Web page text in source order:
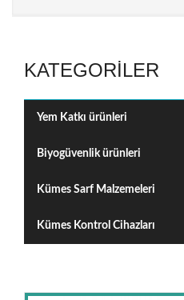
KATEGORILER
Yem Katkı ürünleri
Biyogüvenlik ürünleri
Kümes Sarf Malzemeleri
Kümes Kontrol Cihazları